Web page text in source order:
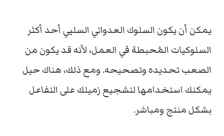
يمكن أن يكون السلوك العدواني السلبي أحد أكثر
السلوكيات المُحبطة في العمل، لأنه قد يكون من
الصعب تحديده وتصحيحه. ومع ذلك، هناك حيل
يمكنك استخدامها لتشجيع زميلك على التفاعل
بشكل منتج ومباشر.